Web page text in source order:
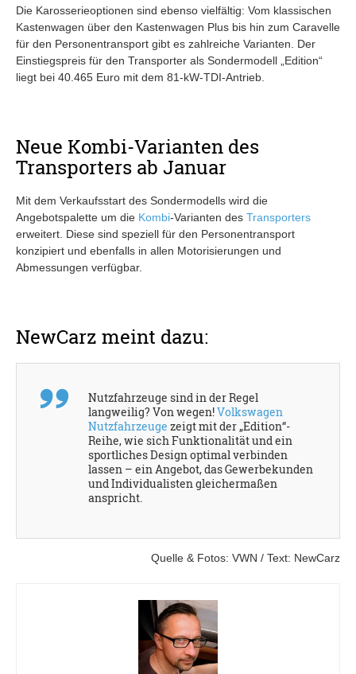
Die Karosserieoptionen sind ebenso vielfältig: Vom klassischen
Kastenwagen über den Kastenwagen Plus bis hin zum Caravelle
für den Personentransport gibt es zahlreiche Varianten. Der
Einstiegspreis für den Transporter als Sondermodell „Edition“
liegt bei 40.465 Euro mit dem 81-kW-TDI-Antrieb.
Neue Kombi-Varianten des
Transporters ab Januar
Mit dem Verkaufsstart des Sondermodells wird die
Angebotspalette um die Kombi-Varianten des Transporters
erweitert. Diese sind speziell für den Personentransport
konzipiert und ebenfalls in allen Motorisierungen und
Abmessungen verfügbar.
NewCarz meint dazu:
Nutzfahrzeuge sind in der Regel
langweilig? Von wegen!Volkswagen
Nutzfahrzeuge zeigt mit der „Edition“-
Reihe, wie sich Funktionalität und ein
sportliches Design optimal verbinden
lassen – ein Angebot, das Gewerbekunden
und Individualisten gleichermaßen
anspricht.
Quelle & Fotos: VWN / Text: NewCarz